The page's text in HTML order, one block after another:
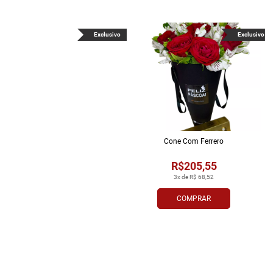
Exclusivo
COMPRAR
3x de R$ 68,52
R$205,55
Cone Com Ferrero
Exclusivo